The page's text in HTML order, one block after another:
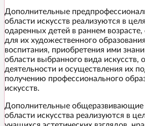
Дополнительные
области искусств реализуются в
одаренных детей в раннем возрасте,
для их художественного
воспитания, приобретения ими
области выбранного вида искусств,
деятельности и осуществления их
получению профессионального
искусств.
Дополнительные
области искусства реализуются в